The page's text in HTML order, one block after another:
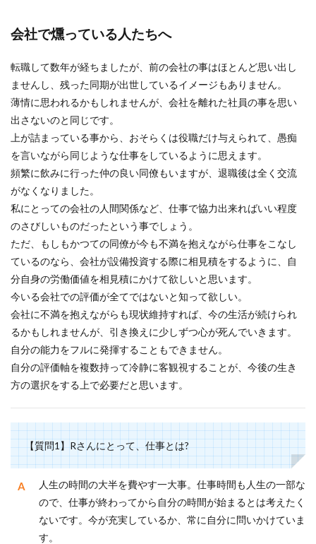
会社で燻っている人たちへ
転職して数年が経ちましたが、前の会社の事はほとんど思い出し
ませんし、残った同期が出世しているイメージもありません。
薄情に思われるかもしれませんが、会社を離れた社員の事を思い
出さないのと同じです。
上が詰まっている事から、おそらくは役職だけ与えられて、愚痴
を言いながら同じような仕事をしているように思えます。
頻繁に飲みに行った仲の良い同僚もいますが、退職後は全く交流
がなくなりました。
私にとっての会社の人間関係など、仕事で協力出来ればいい程度
のさびしいものだったという事でしょう。
ただ、もしもかつての同僚が今も不満を抱えながら仕事をこなし
ているのなら、会社が設備投資する際に相見積をするように、自
分自身の労働価値を相見積にかけて欲しいと思います。
今いる会社での評価が全てではないと知って欲しい。
会社に不満を抱えながらも現状維持すれば、今の生活が続けられ
るかもしれませんが、引き換えに少しずつ心が死んでいきます。
自分の能力をフルに発揮することもできません。
自分の評価軸を複数持って冷静に客観視することが、今後の生き
方の選択をする上で必要だと思います。
【質問1】Rさんにとって、仕事とは?
人生の時間の大半を費やす一大事。仕事時間も人生の一部な
ので、仕事が終わってから自分の時間が始まるとは考えたく
ないです。今が充実しているか、常に自分に問いかけていま
す。